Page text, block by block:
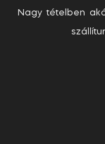
Nagy tételben